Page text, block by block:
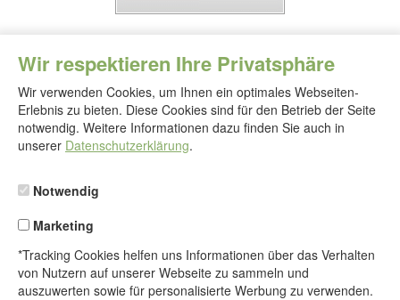
Wir respektieren Ihre Privatsphäre
Wir verwenden Cookies, um Ihnen ein optimales Webseiten-
Erlebnis zu bieten. Diese Cookies sind für den Betrieb der Seite
notwendig. Weitere Informationen dazu finden Sie auch in
unserer Datenschutzerklärung.
Notwendig
Marketing
*Tracking Cookies helfen uns Informationen über das Verhalten
von Nutzern auf unserer Webseite zu sammeln und
auszuwerten sowie für personalisierte Werbung zu verwenden.
Folgen